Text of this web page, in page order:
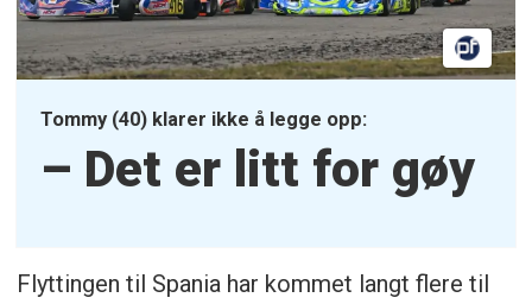
Tommy (40) klarer ikke å legge opp:
– Det er litt for gøy
Flyttingen til Spania har kommet langt flere til